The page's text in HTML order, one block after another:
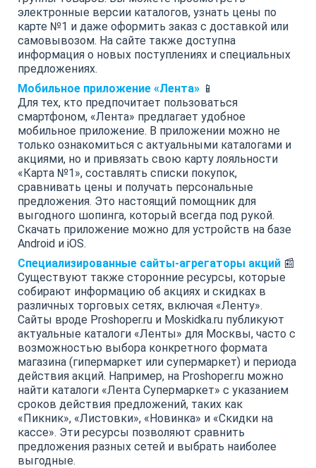
электронные версии каталогов, узнать цены по
карте №1 и даже оформить заказ с доставкой или
самовывозом. На сайте также доступна
информация о новых поступлениях и специальных
предложениях.
Мобильное приложение «Лента» 📱
Для тех, кто предпочитает пользоваться
смартфоном, «Лента» предлагает удобное
мобильное приложение. В приложении можно не
только ознакомиться с актуальными каталогами и
акциями, но и привязать свою карту лояльности
«Карта №1», составлять списки покупок,
сравнивать цены и получать персональные
предложения. Это настоящий помощник для
выгодного шопинга, который всегда под рукой.
Скачать приложение можно для устройств на базе
Android и iOS.
Специализированные сайты-агрегаторы акций 📰
Существуют также сторонние ресурсы, которые
собирают информацию об акциях и скидках в
различных торговых сетях, включая «Ленту».
Сайты вроде Proshoper.ru и Moskidka.ru публикуют
актуальные каталоги «Ленты» для Москвы, часто с
возможностью выбора конкретного формата
магазина (гипермаркет или супермаркет) и периода
действия акций. Например, на Proshoper.ru можно
найти каталоги «Лента Супермаркет» с указанием
сроков действия предложений, таких как
«Пикник», «Листовки», «Новинка» и «Скидки на
кассе». Эти ресурсы позволяют сравнить
предложения разных сетей и выбрать наиболее
выгодные.